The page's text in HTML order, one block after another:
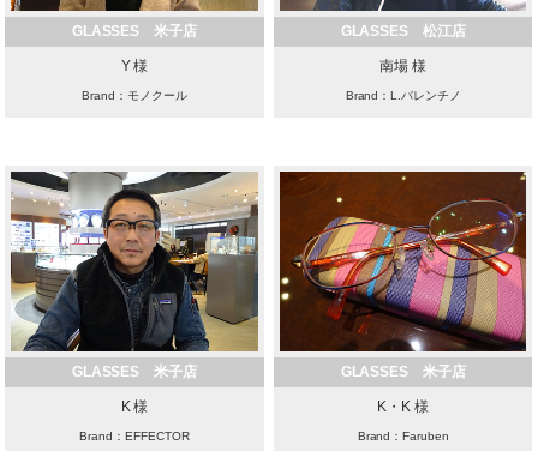
GLASSES 米子店
Y 様
Brand：モノクール
GLASSES 松江店
南場 様
Brand：L.バレンチノ
GLASSES 米子店
K 様
Brand：EFFECTOR
GLASSES 米子店
K・K 様
Brand：Faruben